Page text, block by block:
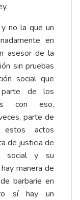
no la que un
en
asesor de la
sin pruebas
social que
parte de los
con eso,
parte de
estos actos
de justicia de
social y su
manera de
barbarie en
sí hay un